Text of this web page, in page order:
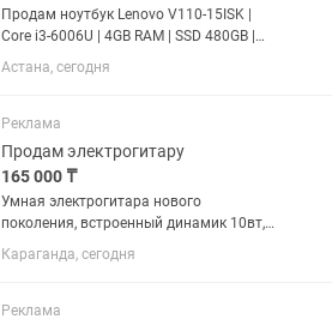
Продам ноутбук Lenovo V110-15ISK |
Core i3-6006U | 4GB RAM | SSD 480GB |
15.6" HD | в хорошем рабочем
состоянии. Характеристики: • Модель:
HD • Процессор:...
Астана, сегодня
Реклама
Продам электрогитару
165 000 ₸
Умная электрогитара нового
поколения, встроенный динамик 10вт,
уникальный корпус из углеродного
волокна размером 39, форма лес пол
Enya S1 DSP) Bluetooth...
Караганда, сегодня
Реклама